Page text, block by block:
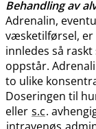
Behandling av
Adrenalin,
væsketilførsel, er
innledes så
oppstår.
to ulike
Doseringen til
eller s.c.